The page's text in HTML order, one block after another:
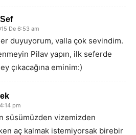
De 6:53 am
duyuyorum, valla çok sevindim.
Pilav yapın, ilk seferde
çıkacağına eminim:)
pm
süsümüzden vizemizden
aç kalmak istemiyorsak birebir